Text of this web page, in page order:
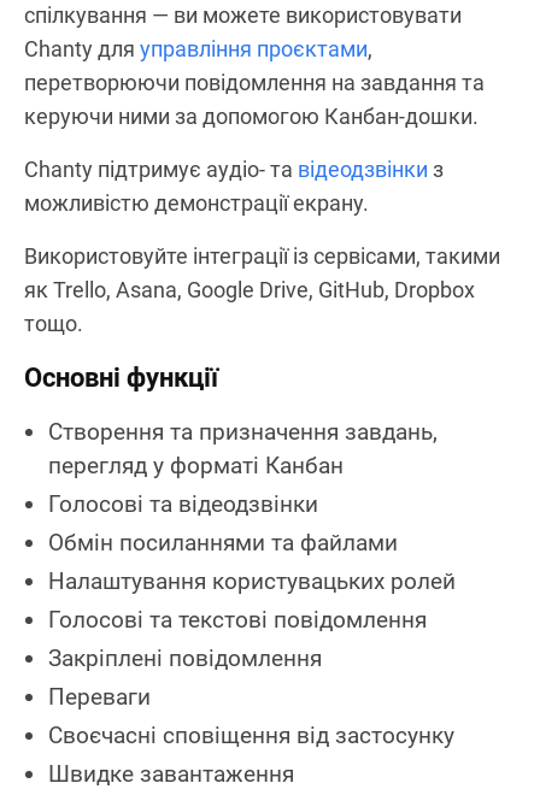
спілкування — ви можете використовувати
Chanty для управління проєктами,
перетворюючи повідомлення на завдання та
керуючи ними за допомогою Канбан-дошки.
Chanty підтримує аудіо- та відеодзвінки з
можливістю демонстрації екрану.
Використовуйте інтеграції із сервісами, такими
як Trello, Asana, Google Drive, GitHub, Dropbox
тощо.
Основні функції
Створення та призначення завдань,
перегляд у форматі Канбан
Голосові та відеодзвінки
Обмін посиланнями та файлами
Налаштування користувацьких ролей
Голосові та текстові повідомлення
Закріплені повідомлення
Переваги
Своєчасні сповіщення від застосунку
Швидке завантаження